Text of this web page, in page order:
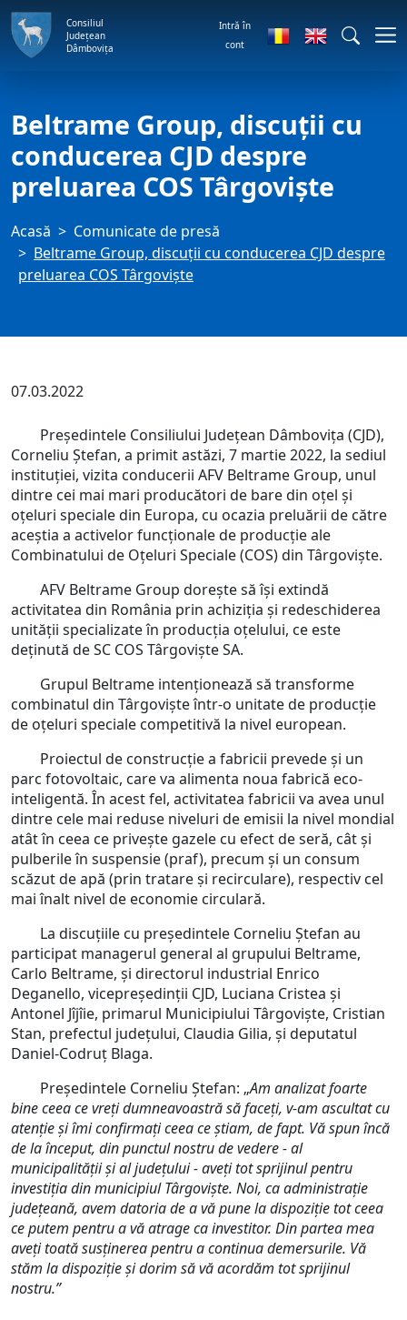
Consiliul
Județean
Dâmbovița
Intră în
cont
Beltrame Group, discuții cu
conducerea CJD despre
preluarea COS Târgoviște
Acasă
Comunicate de presă
Beltrame Group, discuții cu conducerea CJD despre
preluarea COS Târgoviște
07.03.2022
Președintele Consiliului Judeţean Dâmboviţa (CJD),
Corneliu Ștefan, a primit astăzi, 7 martie 2022, la sediul
instituției, vizita conducerii AFV Beltrame Group, unul
dintre cei mai mari producători de bare din oțel şi
oţeluri speciale din Europa, cu ocazia preluării de către
aceștia a activelor funcționale de producție ale
Combinatului de Oțeluri Speciale (COS) din Târgoviște.
AFV Beltrame Group dorește să își extindă
activitatea din România prin achiziţia și redeschiderea
unităţii specializate în producţia oţelului, ce este
deţinută de SC COS Târgoviște SA.
Grupul Beltrame intenționează să transforme
combinatul din Târgoviște într-o unitate de producție
de oțeluri speciale competitivă la nivel european.
Proiectul de construcție a fabricii prevede și un
parc fotovoltaic, care va alimenta noua fabrică eco-
inteligentă. În acest fel, activitatea fabricii va avea unul
dintre cele mai reduse niveluri de emisii la nivel mondial
atât în ceea ce privește gazele cu efect de seră, cât și
pulberile în suspensie (praf), precum și un consum
scăzut de apă (prin tratare ṣi recirculare), respectiv cel
mai înalt nivel de economie circulară.
La discuțiile cu președintele Corneliu Ștefan au
participat managerul general al grupului Beltrame,
Carlo Beltrame, și directorul industrial Enrico
Deganello, vicepreședinții CJD, Luciana Cristea și
Antonel Jîjîie, primarul Municipiului Târgoviște, Cristian
Stan, prefectul județului, Claudia Gilia, și deputatul
Daniel-Codruţ Blaga.
Președintele Corneliu Ștefan: „Am analizat foarte
bine ceea ce vreți dumneavoastră să faceți, v-am ascultat cu
atenție și îmi confirmați ceea ce știam, de fapt. Vă spun încă
de la început, din punctul nostru de vedere - al
municipalității și al județului - aveți tot sprijinul pentru
investiția din municipiul Târgoviște. Noi, ca administrație
județeană, avem datoria de a vă pune la dispoziție tot ceea
ce putem pentru a vă atrage ca investitor. Din partea mea
aveți toată susținerea pentru a continua demersurile. Vă
stăm la dispoziție și dorim să vă acordăm tot sprijinul
nostru.”